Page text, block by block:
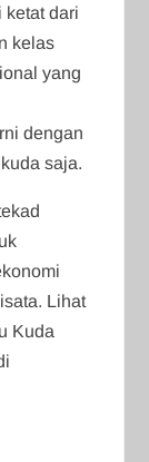
ketat dari
kelas
yang
dengan
saja.
Lihat
Kuda